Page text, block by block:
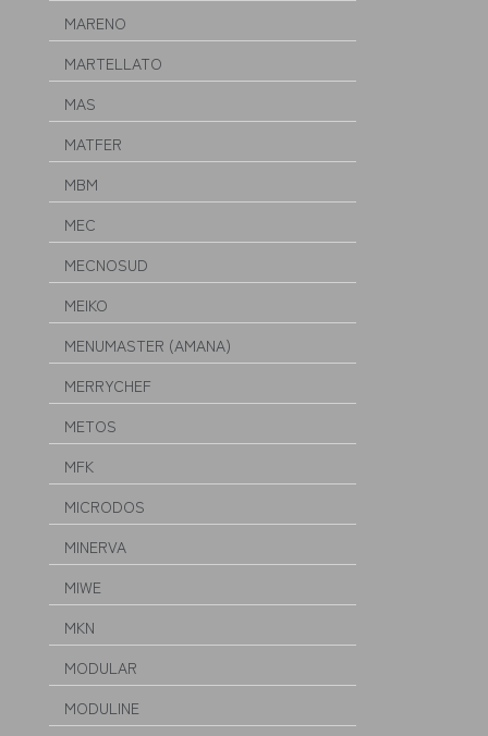
MARENO
MARTELLATO
MAS
MATFER
MBM
MEC
MECNOSUD
MEIKO
MENUMASTER (AMANA)
MERRYCHEF
METOS
MFK
MICRODOS
MINERVA
MIWE
MKN
MODULAR
MODULINE